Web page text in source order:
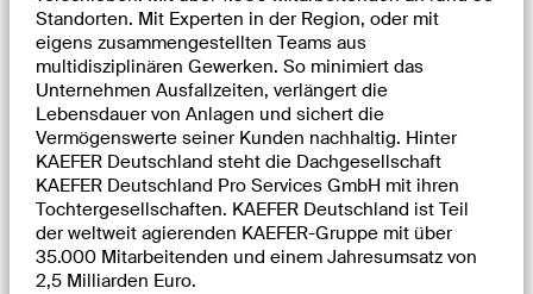
Standorten. Mit Experten in der Region, oder mit
eigens zusammengestellten Teams aus
multidisziplinären Gewerken. So minimiert das
Unternehmen Ausfallzeiten, verlängert die
Lebensdauer von Anlagen und sichert die
Vermögenswerte seiner Kunden nachhaltig. Hinter
KAEFER Deutschland steht die Dachgesellschaft
KAEFER Deutschland Pro Services GmbH mit ihren
Tochtergesellschaften. KAEFER Deutschland ist Teil
der weltweit agierenden KAEFER-Gruppe mit über
35.000 Mitarbeitenden und einem Jahresumsatz von
2,5 Milliarden Euro.